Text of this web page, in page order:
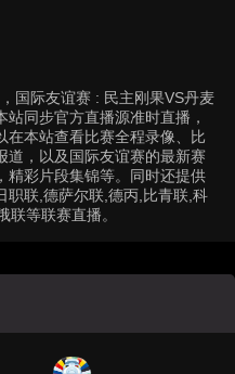
国际友谊赛 : 民主刚果VS丹麦
同步官方直播源准时直播，
在本站查看比赛全程录像、比
道，以及国际友谊赛的最新赛
精彩片段集锦等。同时还提供
职联,德萨尔联,德丙,比青联,科
等联赛直播。